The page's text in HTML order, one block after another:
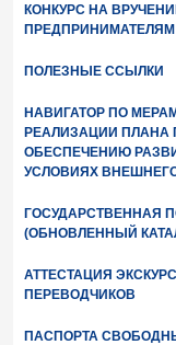
КОНКУРС НА
ПОЛЕЗНЫЕ ССЫЛКИ
НАВИГАТОР ПО
РЕАЛИЗАЦИИ
ОБЕСПЕЧЕНИЮ
УСЛОВИЯХ
ГОСУДАРСТВЕННАЯ
(ОБНОВЛЕННЫЙ
АТТЕСТАЦИЯ
ПЕРЕВОДЧИКОВ
ПАСПОРТА